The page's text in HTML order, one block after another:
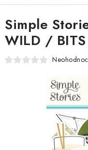
VŠECHNO ZBOŽÍ
KNIHAŘSKÝ MATERIÁL
FOTORECENZE
MOJE OBJEDNÁVKA
Simple
WILD /